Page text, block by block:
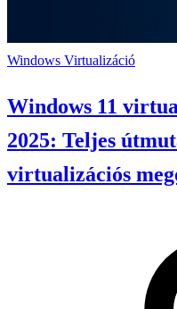
Windows Virtualizáció
Windows 11
2025: Teljes
virtualizációs